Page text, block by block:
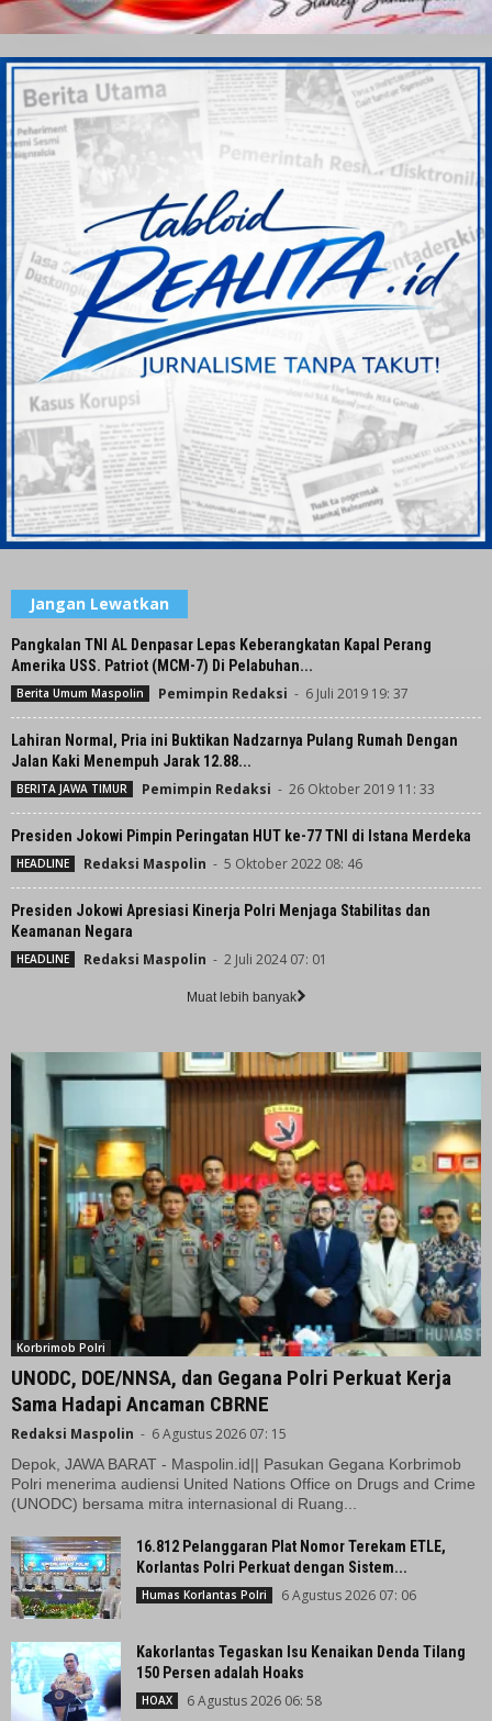
Jangan Lewatkan
Pangkalan TNI AL Denpasar Lepas Keberangkatan Kapal Perang
Amerika USS. Patriot (MCM-7) Di Pelabuhan...
Berita Umum Maspolin Pemimpin Redaksi - 6 Juli 2019 19: 37
Lahiran Normal, Pria ini Buktikan Nadzarnya Pulang Rumah Dengan
Jalan Kaki Menempuh Jarak 12.88...
BERITA JAWA TIMUR Pemimpin Redaksi - 26 Oktober 2019 11: 33
Presiden Jokowi Pimpin Peringatan HUT ke-77 TNI di Istana Merdeka
HEADLINE Redaksi Maspolin - 5 Oktober 2022 08: 46
Presiden Jokowi Apresiasi Kinerja Polri Menjaga Stabilitas dan
Keamanan Negara
HEADLINE Redaksi Maspolin - 2 Juli 2024 07: 01
Muat lebih banyak
Korbrimob Polri
UNODC, DOE/NNSA, dan Gegana Polri Perkuat Kerja
Sama Hadapi Ancaman CBRNE
Redaksi Maspolin - 6 Agustus 2026 07: 15
Depok, JAWA BARAT - Maspolin.id|| Pasukan Gegana Korbrimob
Polri menerima audiensi United Nations Office on Drugs and Crime
(UNODC) bersama mitra internasional di Ruang...
16.812 Pelanggaran Plat Nomor Terekam ETLE,
Korlantas Polri Perkuat dengan Sistem...
Humas Korlantas Polri 6 Agustus 2026 07: 06
Kakorlantas Tegaskan Isu Kenaikan Denda Tilang
150 Persen adalah Hoaks
HOAX 6 Agustus 2026 06: 58